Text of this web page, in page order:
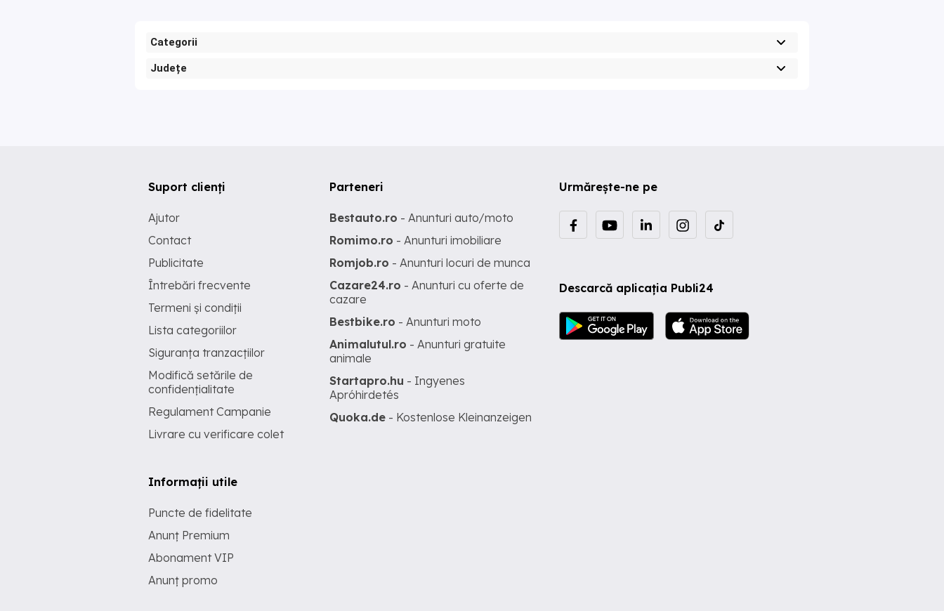
Categorii
Județe
Urmărește-ne pe
Descarcă aplicația Publi24
Suport clienți
Ajutor
Contact
Publicitate
Întrebări frecvente
Termeni și condiții
Lista categoriilor
Siguranța tranzacțiilor
Modifică setările de
confidențialitate
Regulament Campanie
Livrare cu verificare colet
Informații utile
Puncte de fidelitate
Anunț Premium
Abonament VIP
Anunț promo
Parteneri
Bestauto.ro - Anunturi auto/moto
Romimo.ro - Anunturi imobiliare
Romjob.ro - Anunturi locuri de munca
Cazare24.ro - Anunturi cu oferte de
cazare
Bestbike.ro - Anunturi moto
Animalutul.ro - Anunturi gratuite
animale
Startapro.hu - Ingyenes
Apróhirdetés
Quoka.de - Kostenlose Kleinanzeigen